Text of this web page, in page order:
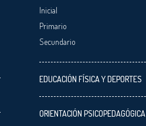
Inicial
Primario
Secundario
EDUCACIÓN FÍSICA Y DEPORTES
ORIENTACIÓN PSICOPEDAGÓGICA